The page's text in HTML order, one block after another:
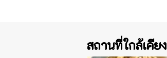
สถานที่ใกล้เคียง